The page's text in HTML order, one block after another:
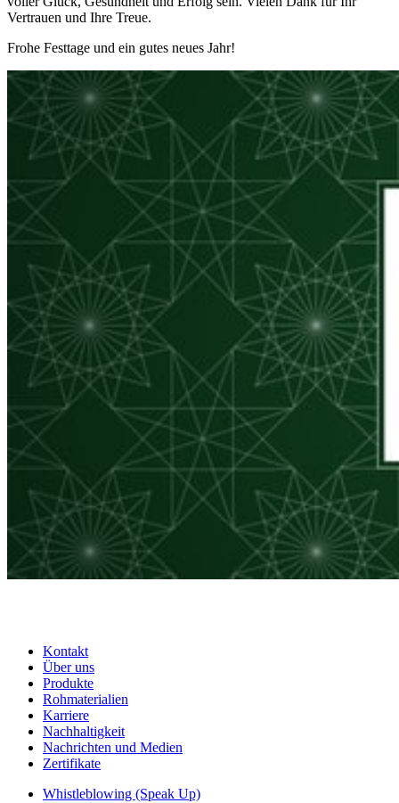
Vertrauen und Ihre Treue.
Frohe Festtage und ein gutes neues Jahr!
Kontakt
Über uns
Produkte
Rohmaterialien
Karriere
Nachhaltigkeit
Nachrichten und Medien
Zertifikate
Whistleblowing (Speak Up)